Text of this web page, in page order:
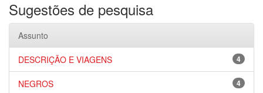
Sugestões de pesquisa
Assunto
4
DESCRIÇÃO E VIAGENS
4
NEGROS